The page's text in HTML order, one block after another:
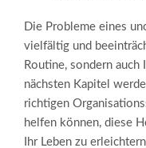
Die Probleme eines
vielfältig und
Routine, sondern auch
nächsten Kapitel
richtigen
helfen können, diese
Ihr Leben zu